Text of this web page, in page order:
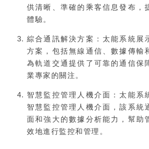
供清晰、準確的乘客信息發布，
體驗。
綜合通訊解決方案 ：太能系統展
方案，包括無線通信、數據傳輸
為軌道交通提供了可靠的通信保
業專家的關注。
智慧監控管理人機介面 ：太能系
智慧監控管理人機介面，該系統
面和強大的數據分析能力，幫助
效地進行監控和管理。